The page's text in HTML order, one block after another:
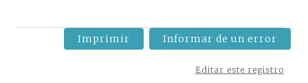
Imprimir Informar de un error
Editar este registro